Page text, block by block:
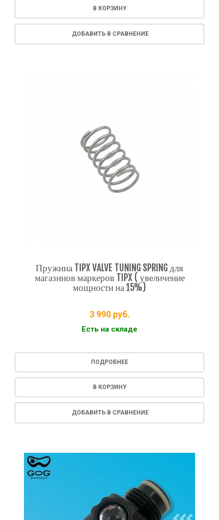
В КОРЗИНУ
ДОБАВИТЬ В СРАВНЕНИЕ
Пружина TIPX VALVE TUNING SPRING для
магазинов маркеров TIPX ( увеличение
мощности на 15%)
3 990руб.
Есть на складе
ПОДРОБНЕЕ
В КОРЗИНУ
ДОБАВИТЬ В СРАВНЕНИЕ